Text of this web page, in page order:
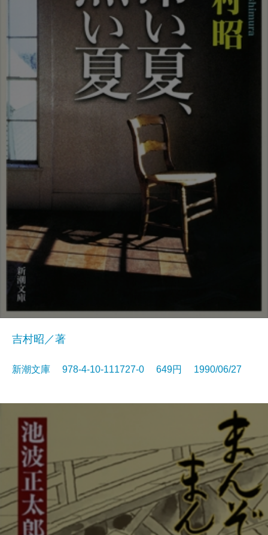
吉村昭／著
新潮文庫 978-4-10-111727-0 649円 1990/06/27